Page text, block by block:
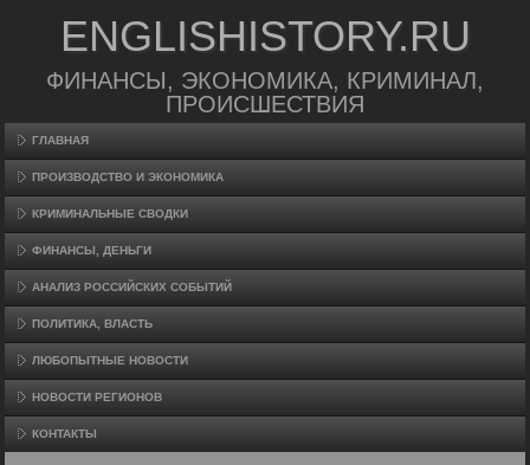
ENGLISHISTORY.RU
ФИНАНСЫ, ЭКОНОМИКА, КРИМИНАЛ,
ПРОИСШЕСТВИЯ
ГЛАВНАЯ
ПРОИЗВΟДСТВО И ЭКОНОМИКА
КРИМИНАЛЬНЫЕ СВОДКИ
ФИНАНСЫ, ДЕНЬГИ
АНАЛИЗ РОССИЙСКИХ СОБЫТИЙ
ПОЛИТИКА, ВЛАСТЬ
ЛЮБОПЫТНЫЕ НОВОСТИ
НОВОСТИ РЕГИОНОВ
КОНТАКТЫ